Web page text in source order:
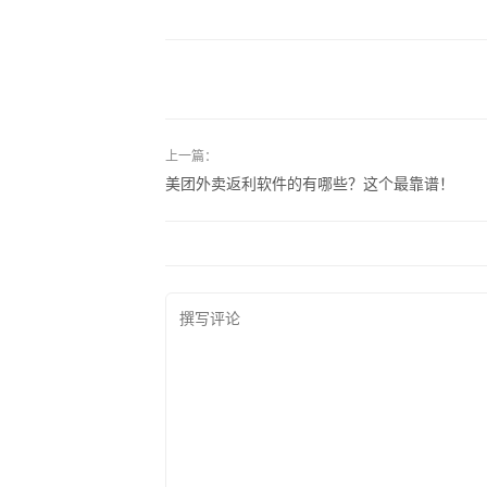
上一篇：
美团外卖返利软件的有哪些？这个最靠谱！